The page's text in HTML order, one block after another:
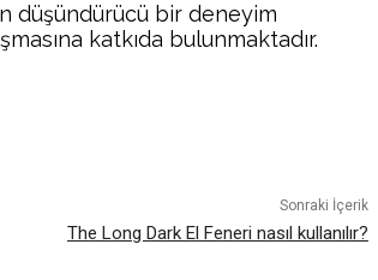
düşündürücü bir deneyim
katkıda bulunmaktadır.
Sonraki İçerik
The Long Dark El Feneri nasıl kullanılır?